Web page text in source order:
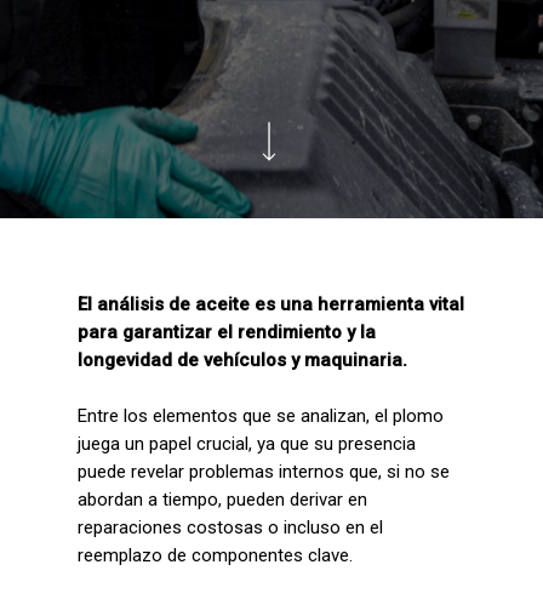
El análisis de aceite es una herramienta vital
para garantizar el rendimiento y la
longevidad de vehículos y maquinaria.
Entre los elementos que se analizan, el plomo
juega un papel crucial, ya que su presencia
puede revelar problemas internos que, si no se
abordan a tiempo, pueden derivar en
reparaciones costosas o incluso en el
reemplazo de componentes clave.